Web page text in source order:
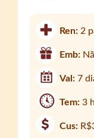
Ren:2
Emb:
Val:7
Tem:3
Cus: